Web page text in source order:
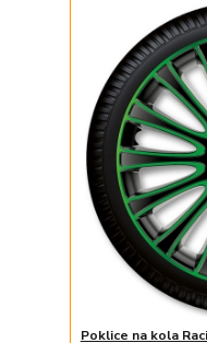
Poklice na kola